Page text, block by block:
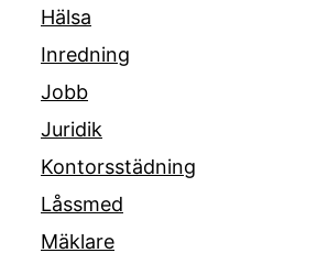
Hälsa
Inredning
Jobb
Juridik
Kontorsstädning
Låssmed
Mäklare